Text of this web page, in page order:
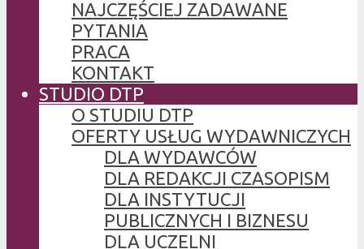
NAJCZĘŚCIEJ ZADAWANE
PYTANIA
PRACA
KONTAKT
STUDIO DTP
O STUDIU DTP
OFERTY USŁUG WYDAWNICZYCH
DLA WYDAWCÓW
DLA REDAKCJI CZASOPISM
DLA INSTYTUCJI
PUBLICZNYCH I BIZNESU
DLA UCZELNI